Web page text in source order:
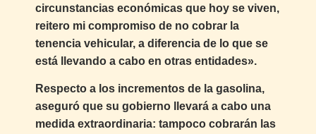
circunstancias económicas que hoy se viven,
reitero mi compromiso de no cobrar la
tenencia vehicular, a diferencia de lo que se
está llevando a cabo en otras entidades».
Respecto a los incrementos de la gasolina,
aseguró que su gobierno llevará a cabo una
medida extraordinaria: tampoco cobrarán las